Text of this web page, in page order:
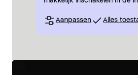
Aanpassen Alles